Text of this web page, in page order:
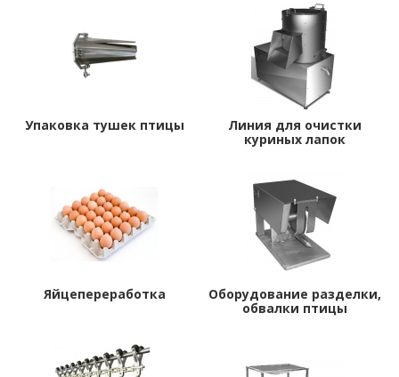
Упаковка тушек птицы
Линия для очистки
куриных лапок
Яйцепереработка
Оборудование разделки,
обвалки птицы